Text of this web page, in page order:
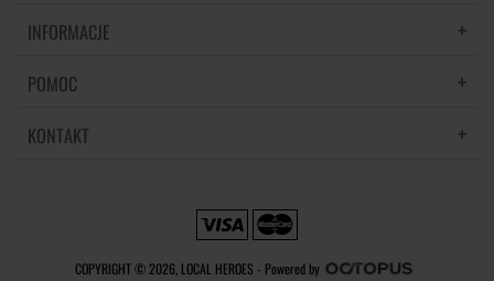
LH MEMORIES
INFORMACJE
POLITYKA PRYWATNOŚCI
REGULAMINY PROMOCJI
POMOC
CZĘSTE PYTANIA
KONTAKT
COPYRIGHT © 2026, LOCAL HEROES - Powered by